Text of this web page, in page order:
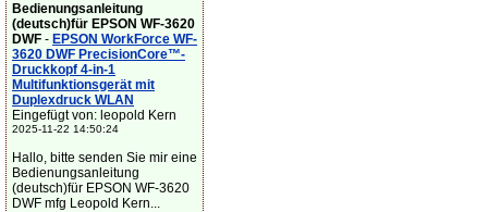
Bedienungsanleitung
(deutsch)für EPSON WF-3620
DWF - EPSON WorkForce WF-
3620 DWF PrecisionCore™-
Druckkopf 4-in-1
Multifunktionsgerät mit
Duplexdruck WLAN
Eingefügt von: leopold Kern
2025-11-22 14:50:24
Hallo, bitte senden Sie mir eine
Bedienungsanleitung
(deutsch)für EPSON WF-3620
DWF mfg Leopold Kern...